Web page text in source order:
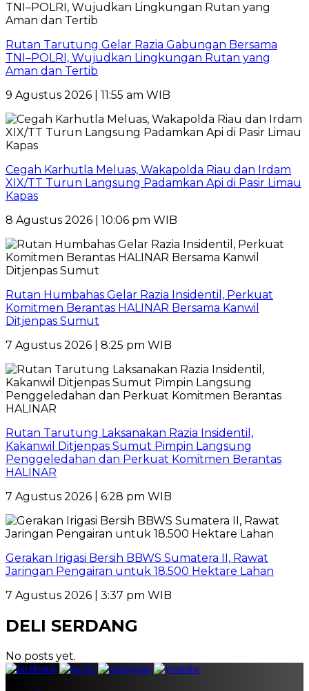
Rutan Tarutung Gelar Razia Gabungan Bersama
TNI–POLRI, Wujudkan Lingkungan Rutan yang
Aman dan Tertib
9 Agustus 2026 | 11:55 am WIB
Cegah Karhutla Meluas, Wakapolda Riau dan Irdam
XIX/TT Turun Langsung Padamkan Api di Pasir Limau
Kapas
8 Agustus 2026 | 10:06 pm WIB
Rutan Humbahas Gelar Razia Insidentil, Perkuat
Komitmen Berantas HALINAR Bersama Kanwil
Ditjenpas Sumut
7 Agustus 2026 | 8:25 pm WIB
Rutan Tarutung Laksanakan Razia Insidentil,
Kakanwil Ditjenpas Sumut Pimpin Langsung
Penggeledahan dan Perkuat Komitmen Berantas
HALINAR
7 Agustus 2026 | 6:28 pm WIB
Gerakan Irigasi Bersih BBWS Sumatera II, Rawat
Jaringan Pengairan untuk 18.500 Hektare Lahan
7 Agustus 2026 | 3:37 pm WIB
DELI SERDANG
No posts yet.